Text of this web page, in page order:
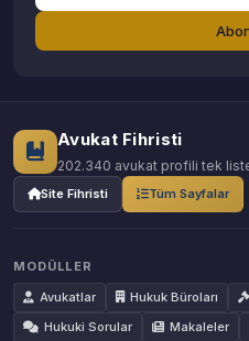
Avukat Fihristi
202.340 avukat profili tek
Site Fihristi Tüm Sayfalar
MODÜLLER
Avukatlar
Hukuk Büroları
Hukuki Sorular
Makaleler